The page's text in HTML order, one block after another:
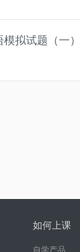
拟试题（一）
如何上课
自学产品